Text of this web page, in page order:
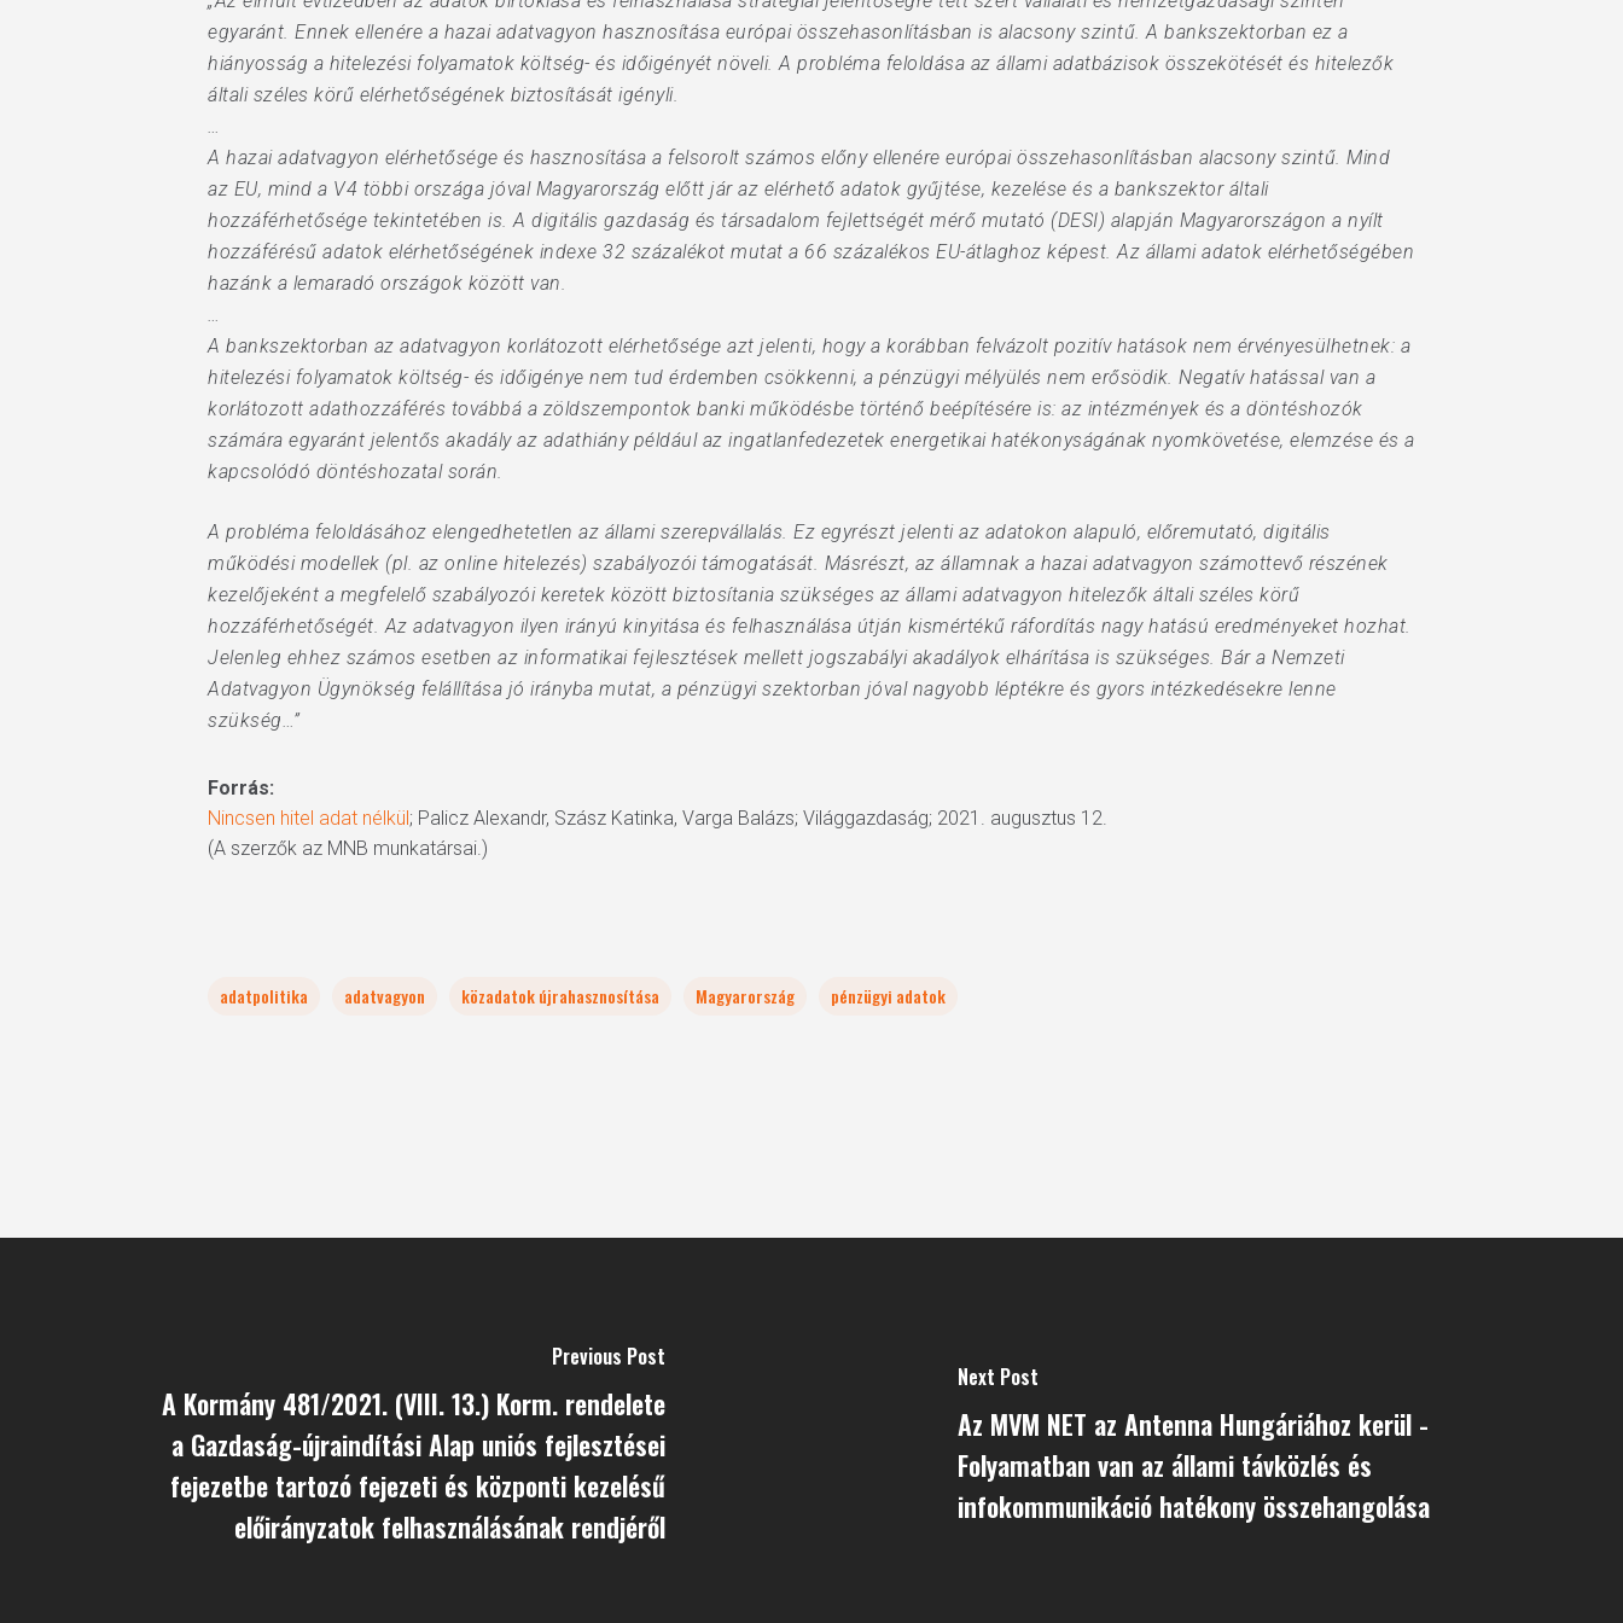
egyaránt. Ennek ellenére a hazai adatvagyon hasznosítása európai összehasonlításban is alacsony szintű. A bankszektorban ez a
hiányosság a hitelezési folyamatok költség- és időigényét növeli. A probléma feloldása az állami adatbázisok összekötését és hitelezők
általi széles körű elérhetőségének biztosítását igényli.
…
A hazai adatvagyon elérhetősége és hasznosítása a felsorolt számos előny ellenére európai összehasonlításban alacsony szintű. Mind
az EU, mind a V4 többi országa jóval Magyarország előtt jár az elérhető adatok gyűjtése, kezelése és a bankszektor általi
hozzáférhetősége tekintetében is. A digitális gazdaság és társadalom fejlettségét mérő mutató (DESI) alapján Magyarországon a nyílt
hozzáférésű adatok elérhetőségének indexe 32 százalékot mutat a 66 százalékos EU-átlaghoz képest. Az állami adatok elérhetőségében
hazánk a lemaradó országok között van.
…
A bankszektorban az adatvagyon korlátozott elérhetősége azt jelenti, hogy a korábban felvázolt pozitív hatások nem érvényesülhetnek: a
hitelezési folyamatok költség- és időigénye nem tud érdemben csökkenni, a pénzügyi mélyülés nem erősödik. Negatív hatással van a
korlátozott adathozzáférés továbbá a zöldszempontok banki működésbe történő beépítésére is: az intézmények és a döntéshozók
számára egyaránt jelentős akadály az adathiány például az ingatlanfedezetek energetikai hatékonyságának nyomkövetése, elemzése és a
kapcsolódó döntéshozatal során.
A probléma feloldásához elengedhetetlen az állami szerepvállalás. Ez egyrészt jelenti az adatokon alapuló, előremutató, digitális
működési modellek (pl. az online hitelezés) szabályozói támogatását. Másrészt, az államnak a hazai adatvagyon számottevő részének
kezelőjeként a megfelelő szabályozói keretek között biztosítania szükséges az állami adatvagyon hitelezők általi széles körű
hozzáférhetőségét. Az adatvagyon ilyen irányú kinyitása és felhasználása útján kismértékű ráfordítás nagy hatású eredményeket hozhat.
Jelenleg ehhez számos esetben az informatikai fejlesztések mellett jogszabályi akadályok elhárítása is szükséges. Bár a Nemzeti
Adatvagyon Ügynökség felállítása jó irányba mutat, a pénzügyi szektorban jóval nagyobb léptékre és gyors intézkedésekre lenne
szükség…”
Forrás:
Nincsen hitel adat nélkül; Palicz Alexandr, Szász Katinka, Varga Balázs; Világgazdaság; 2021. augusztus 12.
(A szerzők az MNB munkatársai.)
adatpolitika adatvagyon közadatok újrahasznosítása Magyarország pénzügyi adatok
Previous Post
A Kormány 481/2021. (VIII. 13.) Korm. rendelete
a Gazdaság-újraindítási Alap uniós fejlesztései
fejezetbe tartozó fejezeti és központi kezelésű
előirányzatok felhasználásának rendjéről
Next Post
Az MVM NET az Antenna Hungáriához kerül -
Folyamatban van az állami távközlés és
infokommunikáció hatékony összehangolása